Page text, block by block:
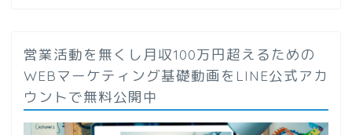
営業活動を無くし月収100万円超えるための
WEBマーケティング基礎動画をLINE公式アカ
ウントで無料公開中